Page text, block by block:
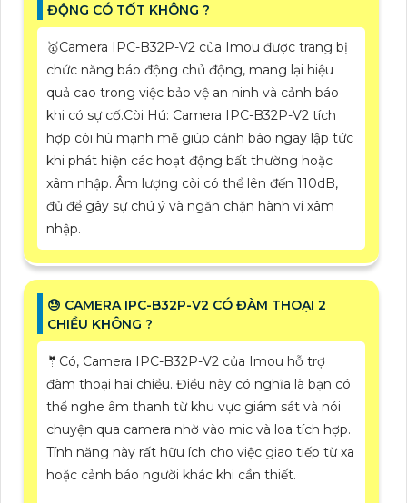
ĐỘNG CÓ TỐT KHÔNG ?
🥇Camera IPC-B32P-V2 của Imou được trang bị
chức năng báo động chủ động, mang lại hiệu
quả cao trong việc bảo vệ an ninh và cảnh báo
khi có sự cố.Còi Hú: Camera IPC-B32P-V2 tích
hợp còi hú mạnh mẽ giúp cảnh báo ngay lập tức
khi phát hiện các hoạt động bất thường hoặc
xâm nhập. Âm lượng còi có thể lên đến 110dB,
đủ để gây sự chú ý và ngăn chặn hành vi xâm
nhập.
😓 CAMERA IPC-B32P-V2 CÓ ĐÀM THOẠI 2
CHIỀU KHÔNG ?
🤵Có, Camera IPC-B32P-V2 của Imou hỗ trợ
đàm thoại hai chiều. Điều này có nghĩa là bạn có
thể nghe âm thanh từ khu vực giám sát và nói
chuyện qua camera nhờ vào mic và loa tích hợp.
Tính năng này rất hữu ích cho việc giao tiếp từ xa
hoặc cảnh báo người khác khi cần thiết.